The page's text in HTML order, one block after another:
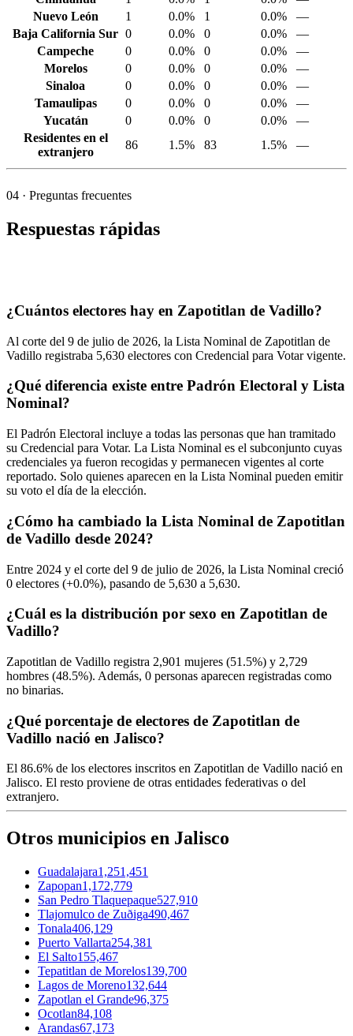
Nuevo León
1 0.0% 1 0.0%
—
Baja California Sur 0 0.0% 0 0.0%
—
Campeche
0 0.0% 0 0.0%
—
Morelos
0 0.0% 0 0.0%
—
Sinaloa
0 0.0% 0 0.0%
—
Tamaulipas
0 0.0% 0 0.0%
—
Yucatán
0 0.0% 0 0.0%
—
Residentes en el
extranjero
86 1.5% 83 1.5% —
04 · Preguntas frecuentes
Respuestas rápidas
¿Cuántos electores hay en Zapotitlan de Vadillo?
Al corte del 9 de julio de 2026, la Lista Nominal de Zapotitlan de
Vadillo registraba 5,630 electores con Credencial para Votar vigente.
¿Qué diferencia existe entre Padrón Electoral y Lista
Nominal?
El Padrón Electoral incluye a todas las personas que han tramitado
su Credencial para Votar. La Lista Nominal es el subconjunto cuyas
credenciales ya fueron recogidas y permanecen vigentes al corte
reportado. Solo quienes aparecen en la Lista Nominal pueden emitir
su voto el día de la elección.
¿Cómo ha cambiado la Lista Nominal de Zapotitlan
de Vadillo desde 2024?
Entre 2024 y el corte del 9 de julio de 2026, la Lista Nominal creció
0 electores (+0.0%), pasando de 5,630 a 5,630.
¿Cuál es la distribución por sexo en Zapotitlan de
Vadillo?
Zapotitlan de Vadillo registra 2,901 mujeres (51.5%) y 2,729
hombres (48.5%). Además, 0 personas aparecen registradas como
no binarias.
¿Qué porcentaje de electores de Zapotitlan de
Vadillo nació en Jalisco?
El 86.6% de los electores inscritos en Zapotitlan de Vadillo nació en
Jalisco. El resto proviene de otras entidades federativas o del
extranjero.
Otros municipios en Jalisco
Guadalajara1,251,451
Zapopan1,172,779
San Pedro Tlaquepaque527,910
Tlajomulco de Zuðiga490,467
Tonala406,129
Puerto Vallarta254,381
El Salto155,467
Tepatitlan de Morelos139,700
Lagos de Moreno132,644
Zapotlan el Grande96,375
Ocotlan84,108
Arandas67,173